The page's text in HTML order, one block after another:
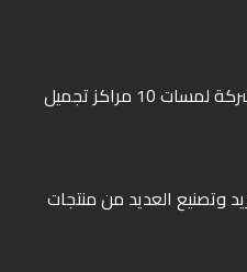
ﺗﻤﺘﻠﻚ ﺷﺮﻛﺔ ﻟﻤﺴﺎت 10 ﻣﺮاﻛﺰ ﺗﺠﻤﻴﻞ
وﺗﺼﻨﻴﻊ اﻟﻌﺪﻳﺪ ﻣﻦ ﻣﻨﺘﺠﺎت